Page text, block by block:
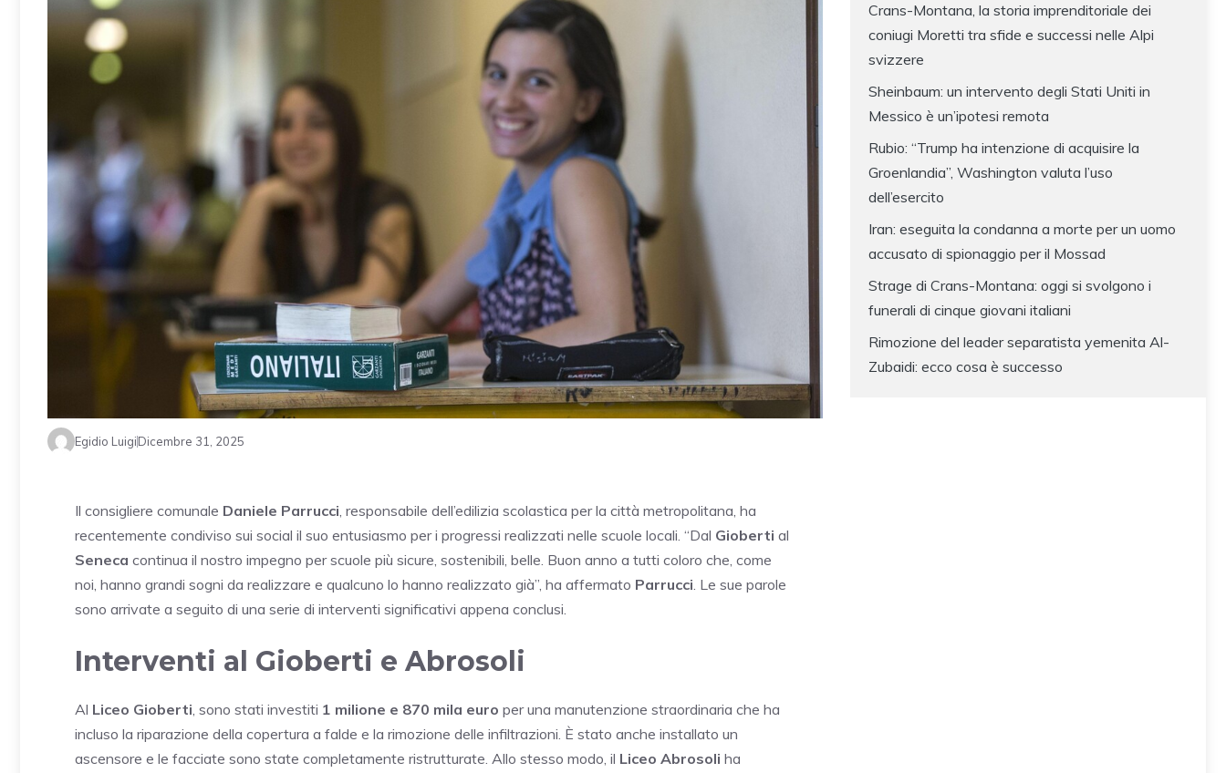
Egidio LuigiDicembre 31, 2025
Il consigliere comunale Daniele Parrucci, responsabile dell’edilizia scolastica per la città metropolitana, ha
recentemente condiviso sui social il suo entusiasmo per i progressi realizzati nelle scuole locali. “Dal Gioberti al
Seneca continua il nostro impegno per scuole più sicure, sostenibili, belle. Buon anno a tutti coloro che, come
noi, hanno grandi sogni da realizzare e qualcuno lo hanno realizzato già”, ha affermato Parrucci. Le sue parole
sono arrivate a seguito di una serie di interventi significativi appena conclusi.
Interventi al Gioberti e Abrosoli
Al Liceo Gioberti, sono stati investiti 1 milione e 870 mila euro per una manutenzione straordinaria che ha
incluso la riparazione della copertura a falde e la rimozione delle infiltrazioni. È stato anche installato un
ascensore e le facciate sono state completamente ristrutturate. Allo stesso modo, il Liceo Abrosoli ha
Crans-Montana, la storia imprenditoriale dei
coniugi Moretti tra sfide e successi nelle Alpi
svizzere
Sheinbaum: un intervento degli Stati Uniti in
Messico è un’ipotesi remota
Rubio: “Trump ha intenzione di acquisire la
Groenlandia”, Washington valuta l’uso
dell’esercito
Iran: eseguita la condanna a morte per un uomo
accusato di spionaggio per il Mossad
Strage di Crans-Montana: oggi si svolgono i
funerali di cinque giovani italiani
Rimozione del leader separatista yemenita Al-
Zubaidi: ecco cosa è successo